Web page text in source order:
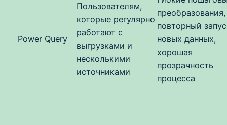
Power Query
Пользователям,
которые регулярно
работают с
выгрузками и
несколькими
источниками
преобразования,
повторный
новых данных,
хорошая
прозрачность
процесса